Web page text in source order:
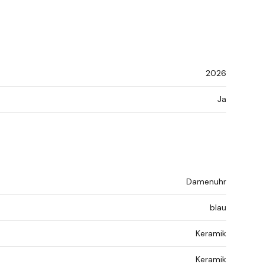
2026
Ja
Damenuhr
blau
Keramik
Keramik